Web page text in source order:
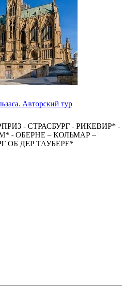
Авторский тур
- СТРАСБУРГ - РИКЕВИР* -
- ОБЕРНЕ – КОЛЬМАР –
ОБ ДЕР ТАУБЕРЕ*